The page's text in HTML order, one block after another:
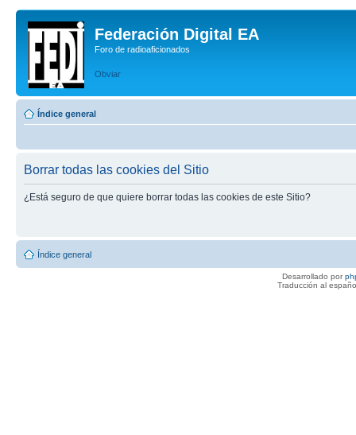
Federación Digital EA
Foro de radioaficionados
Obviar
Índice general
Borrar todas las cookies del Sitio
¿Está seguro de que quiere borrar todas las cookies de este Sitio?
Índice general
Desarrollado por
Traducción al